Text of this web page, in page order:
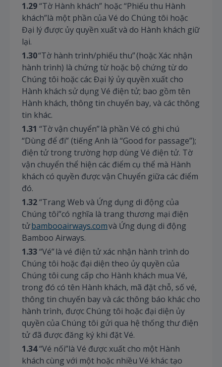
1.29“Tờ Hành khách” hoặc “Phiếu thu Hành
khách”là một phần của Vé do Chúng tôi hoặc
Đại lý được ủy quyền xuất và do Hành khách giữ
lại.
1.30“Tờ hành trình/phiếu thu” (hoặc Xác nhận
hành trình) là chứng từ hoặc bộ chứng từ do
Chúng tôi hoặc các Đại lý ủy quyền xuất cho
Hành khách sử dụng Vé điện tử; bao gồm tên
Hành khách, thông tin chuyến bay, và các thông
tin khác.
1.31 “Tờ vận chuyển” là phần Vé có ghi chú
“Dùng để đi” (tiếng Anh là “Good for passage”);
điện tử trong trường hợp dùng Vé điện tử. Tờ
vận chuyển thể hiện các điểm cụ thể mà Hành
khách có quyền được vận Chuyển giữa các điểm
đó.
1.32“Trang Web và Ứng dụng di động của
Chúng tôi”có nghĩa là trang thương mại điện
tửbambooairways.comvà Ứng dụng di động
Bamboo Airways.
1.33“Vé” là vé điện tử xác nhận hành trình do
Chúng tôi hoặc đại diện theo ủy quyền của
Chúng tôi cung cấp cho Hành khách mua Vé,
trong đó có tên Hành khách, mã đặt chỗ, số vé,
thông tin chuyến bay và các thông báo khác cho
hành trình, được Chúng tôi hoặc đại diện ủy
quyền của Chúng tôi gửi qua hệ thống thư điện
tử đã được đăng ký khi đặt Vé.
1.34“Vé nối”là Vé được xuất cho một Hành
khách cùng với một hoặc nhiều Vé khác tạo